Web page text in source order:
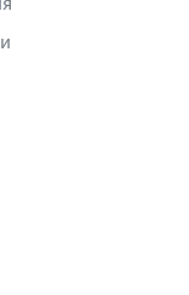
малко мазно
seasoning)